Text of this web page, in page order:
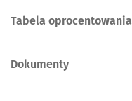
Tabela oprocentowania
Dokumenty